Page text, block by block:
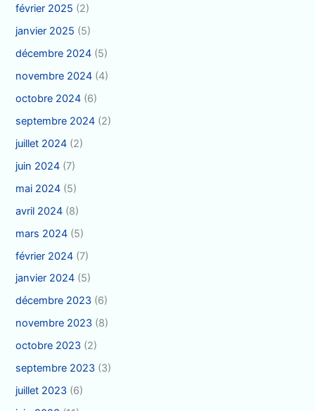
février 2025 (2)
janvier 2025 (5)
décembre 2024 (5)
novembre 2024 (4)
octobre 2024 (6)
septembre 2024 (2)
juillet 2024 (2)
juin 2024 (7)
mai 2024 (5)
avril 2024 (8)
mars 2024 (5)
février 2024 (7)
janvier 2024 (5)
décembre 2023 (6)
novembre 2023 (8)
octobre 2023 (2)
septembre 2023 (3)
juillet 2023 (6)